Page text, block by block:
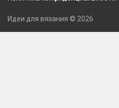
Идеи для вязания © 2026